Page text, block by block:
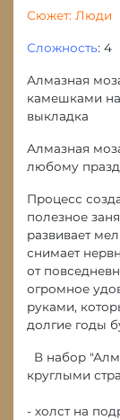
Сюжет: Люди
Сложность: 4
Алмазная
камешками
выкладка
Алмазная
любому
Процесс
полезное
развивает
снимает
от
огромное
руками,
долгие годы
В набор
круглыми
- холст на